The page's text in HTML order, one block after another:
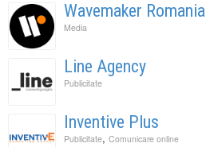
Wavemaker Romania
Media
Line Agency
Publicitate
Inventive Plus
Publicitate, Comunicare online